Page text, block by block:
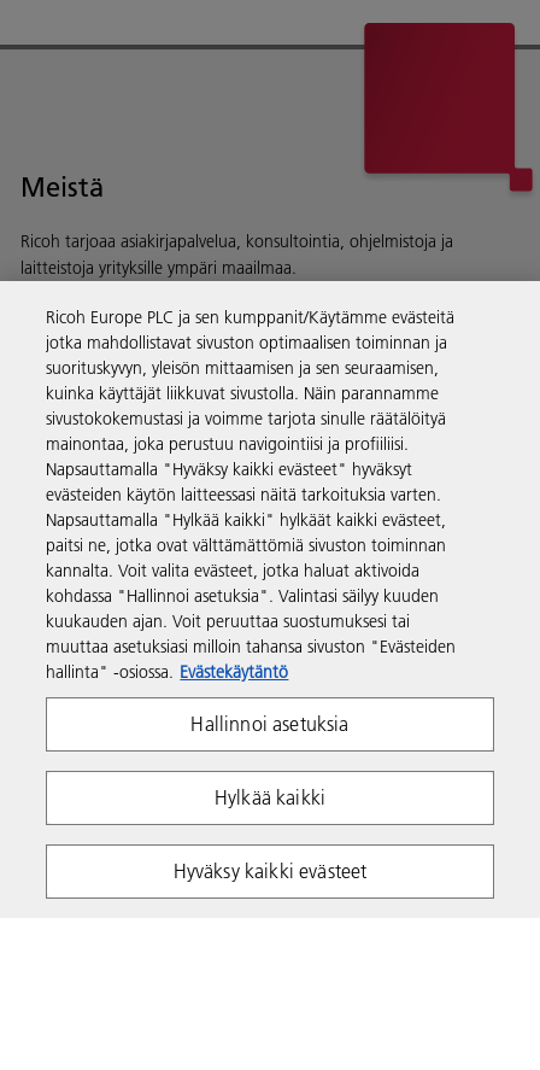
Meistä
Ricoh tarjoaa asiakirjapalvelua, konsultointia, ohjelmistoja ja
laitteistoja yrityksille ympäri maailmaa.
Yritysratkaisut
Tuotteet ja palvelut
Tuki ja yhteystiedot
Resurssit
Seuraa meitä
Ricoh Europe PLC ja sen kumppanit/Käytämme evästeitä
jotka mahdollistavat sivuston optimaalisen toiminnan ja
suorituskyvyn, yleisön mittaamisen ja sen seuraamisen,
kuinka käyttäjät liikkuvat sivustolla. Näin parannamme
sivustokokemustasi ja voimme tarjota sinulle räätälöityä
mainontaa, joka perustuu navigointiisi ja profiiliisi.
Napsauttamalla "Hyväksy kaikki evästeet" hyväksyt
evästeiden käytön laitteessasi näitä tarkoituksia varten.
Napsauttamalla "Hylkää kaikki" hylkäät kaikki evästeet,
paitsi ne, jotka ovat välttämättömiä sivuston toiminnan
kannalta. Voit valita evästeet, jotka haluat aktivoida
kohdassa "Hallinnoi asetuksia". Valintasi säilyy kuuden
kuukauden ajan. Voit peruuttaa suostumuksesi tai
muuttaa asetuksiasi milloin tahansa sivuston "Evästeiden
hallinta" -osiossa. Evästekäytäntö
Hallinnoi asetuksia
Hylkää kaikki
Hyväksy kaikki evästeet